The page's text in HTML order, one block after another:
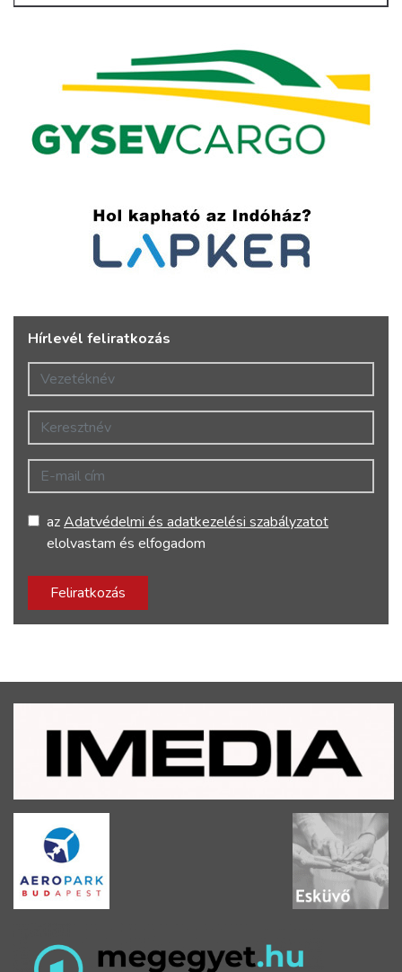
Hírlevél feliratkozás
Vezetéknév
Keresztnév
E-mail cím
azAdatvédelmi és adatkezelési szabályzatot
elolvastam és elfogadom
Feliratkozás